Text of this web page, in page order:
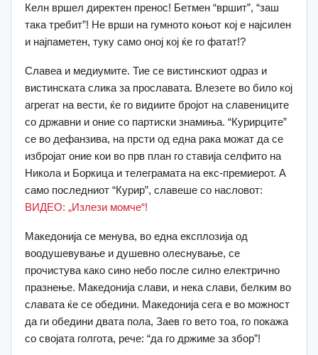
Келн вршел директен пренос! Бетмен “вршит”, “заш
така требит”! Не врши на гумното коњот кој е најсилен
и најпаметен, туку само оној кој ќе го фатат!?
Славеа и медиумите. Тие се вистинскиот одраз и
вистинската слика за прославата. Влезете во било кој
агрегат на вести, ќе го видиите бројот на славениците
со државни и оние со партиски знамиња. “Курирците”
се во дефанзива, на прсти од една рака можат да се
избројат оние кои во прв план го ставија селфито на
Никола и Боркица и телеграмата на екс-премиерот. А
само последниот “Курир”, славеше со насловот:
ВИДЕО: „Излези момче“!
Македонија се менува, во една експлозија од
воодушевување и душевно олеснување, се
прочистува како сино небо после силно електрично
празнење. Македонија слави, и нека слави, белким во
славата ќе се обедини. Македонија сега е во можност
да ги обедини двата пола, Заев го вето тоа, го покажа
со својата голгота, рече: “да го држиме за збор”!